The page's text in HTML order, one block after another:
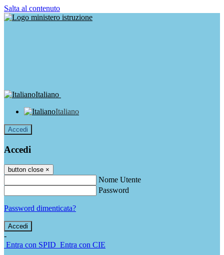
Salta al contenuto
Italiano
Italiano
Accedi
Accedi
button close ×
Nome Utente
Password
Password dimenticata?
-
Entra con SPID Entra con CIE